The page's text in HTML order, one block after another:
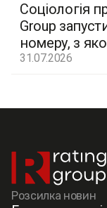
Соціологія
Group
номеру, з
31.07.2026
Розсилка новин